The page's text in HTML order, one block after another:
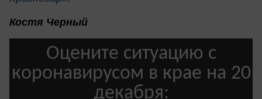
Костя Черный